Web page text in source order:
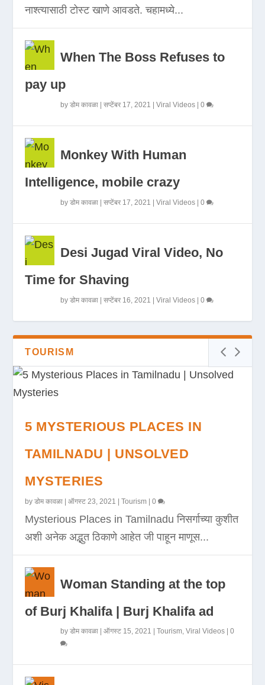
नाश्त्यासाठी टोस्ट खाणे आवडते. चहामध्ये...
When The Boss Refuses to
pay up
byडोम कावळा |सप्टेंबर 17, 2021 |Viral Videos |0
Monkey With Human
Intelligence, mobile crazy
byडोम कावळा |सप्टेंबर 17, 2021 |Viral Videos |0
Desi Jugad Viral Video, No
Time for Shaving
byडोम कावळा |सप्टेंबर 16, 2021 |Viral Videos |0
TOURISM
5 MYSTERIOUS PLACES IN
TAMILNADU | UNSOLVED
MYSTERIES
byडोम कावळा |ऑगस्ट 23, 2021 |Tourism |0
Mysterious Places in Tamilnadu निसर्गाच्या कुशीत
अशी अनेक अद्भुत ठिकाणे आहेत जी पाहून माणूस...
Woman Standing at the top
of Burj Khalifa | Burj Khalifa ad
byडोम कावळा |ऑगस्ट 15, 2021 |Tourism ,Viral Videos |0